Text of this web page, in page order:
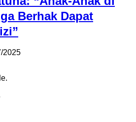
Berhak Dapat
2025